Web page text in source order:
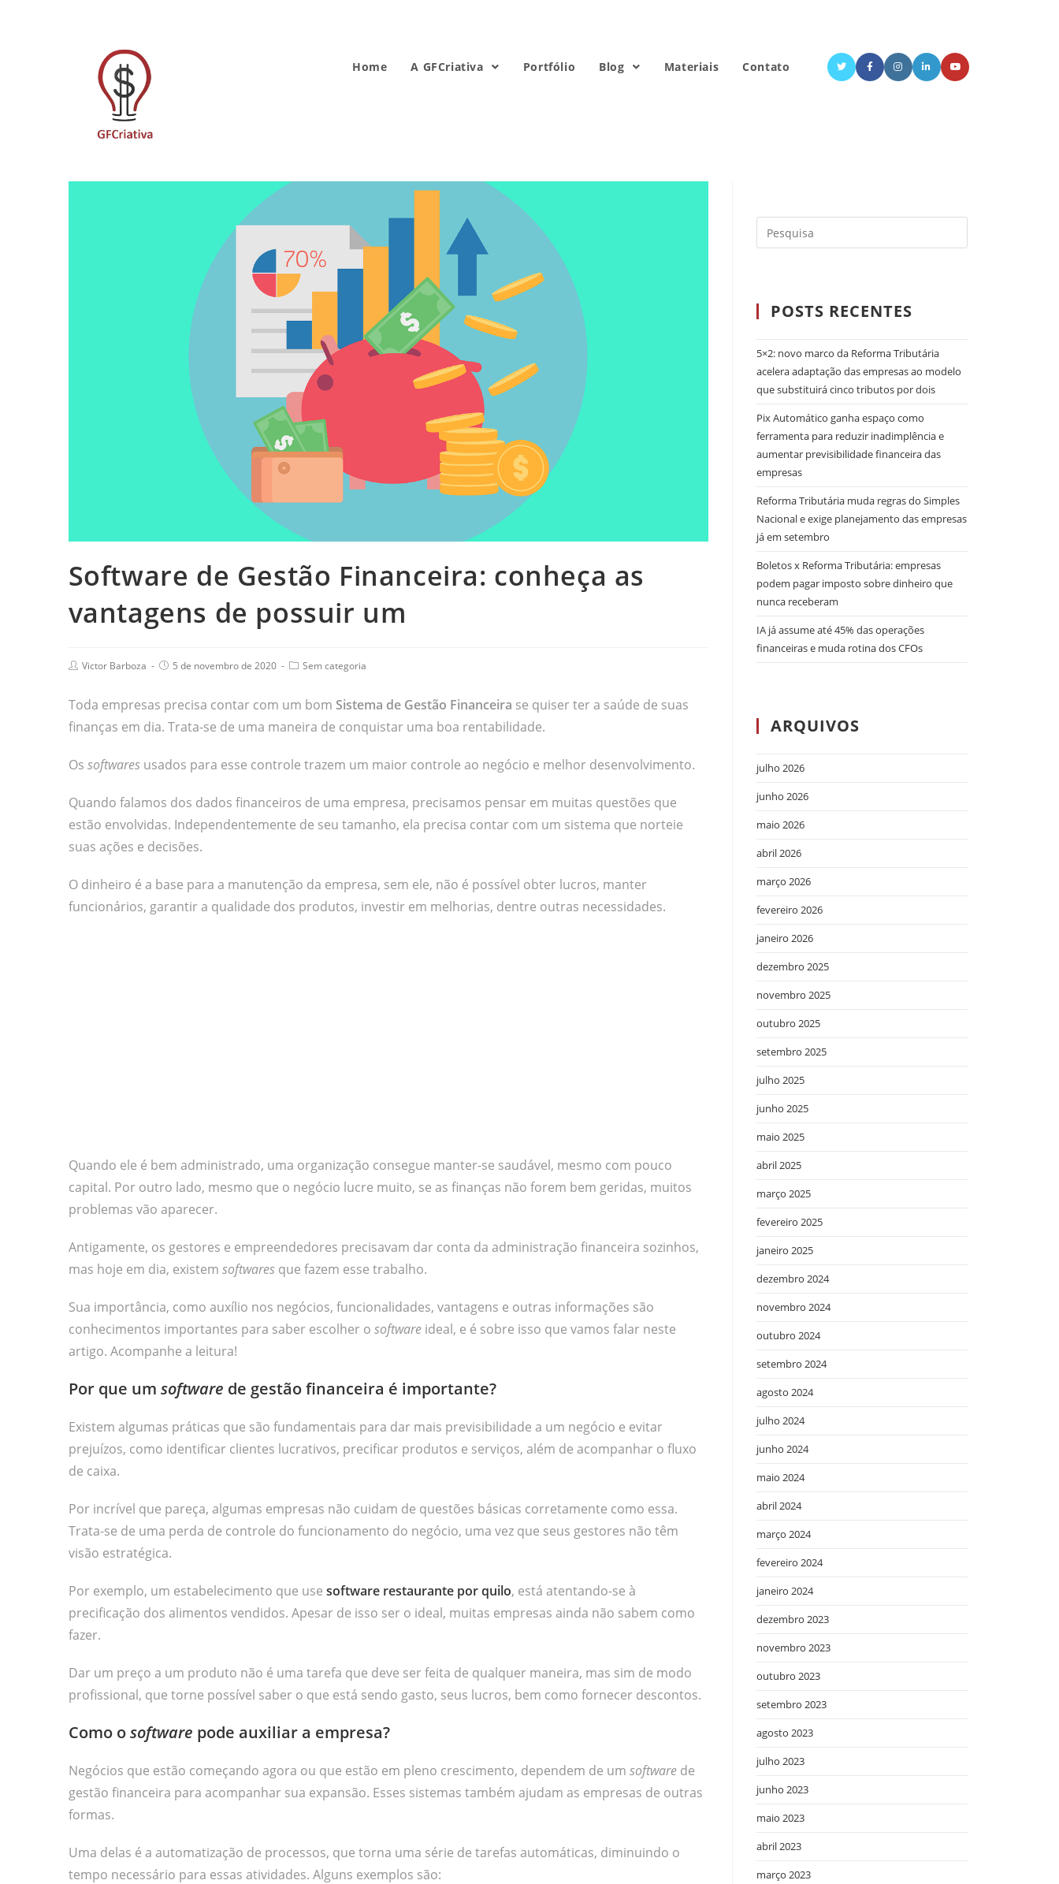
Home A GFCriativa Portfólio Blog Materiais Contato
Software de Gestão Financeira: conheça as
vantagens de possuir um
Victor Barboza 5 de novembro de 2020 Sem categoria
Toda empresas precisa contar com um bom Sistema de Gestão Financeira se quiser ter a saúde de suas
finanças em dia. Trata-se de uma maneira de conquistar uma boa rentabilidade.
Os softwaresusados para esse controle trazem um maior controle ao negócio e melhor desenvolvimento.
Quando falamos dos dados financeiros de uma empresa, precisamos pensar em muitas questões que
estão envolvidas. Independentemente de seu tamanho, ela precisa contar com um sistema que norteie
suas ações e decisões.
O dinheiro é a base para a manutenção da empresa, sem ele, não é possível obter lucros, manter
funcionários, garantir a qualidade dos produtos, investir em melhorias, dentre outras necessidades.
Quando ele é bem administrado, uma organização consegue manter-se saudável, mesmo com pouco
capital. Por outro lado, mesmo que o negócio lucre muito, se as finanças não forem bem geridas, muitos
problemas vão aparecer.
Antigamente, os gestores e empreendedores precisavam dar conta da administração financeira sozinhos,
mas hoje em dia, existem softwaresque fazem esse trabalho.
Sua importância, como auxílio nos negócios, funcionalidades, vantagens e outras informações são
conhecimentos importantes para saber escolher o softwareideal, e é sobre isso que vamos falar neste
artigo. Acompanhe a leitura!
Por que um software de gestão financeira é importante?
Existem algumas práticas que são fundamentais para dar mais previsibilidade a um negócio e evitar
prejuízos, como identificar clientes lucrativos, precificar produtos e serviços, além de acompanhar o fluxo
de caixa.
Por incrível que pareça, algumas empresas não cuidam de questões básicas corretamente como essa.
Trata-se de uma perda de controle do funcionamento do negócio, uma vez que seus gestores não têm
visão estratégica.
Por exemplo, um estabelecimento que use software restaurante por quilo, está atentando-se à
precificação dos alimentos vendidos. Apesar de isso ser o ideal, muitas empresas ainda não sabem como
fazer.
Dar um preço a um produto não é uma tarefa que deve ser feita de qualquer maneira, mas sim de modo
profissional, que torne possível saber o que está sendo gasto, seus lucros, bem como fornecer descontos.
Como osoftware pode auxiliar a empresa?
Negócios que estão começando agora ou que estão em pleno crescimento, dependem de um softwarede
gestão financeira para acompanhar sua expansão. Esses sistemas também ajudam as empresas de outras
formas.
Uma delas é a automatização de processos, que torna uma série de tarefas automáticas, diminuindo o
tempo necessário para essas atividades. Alguns exemplos são:
POSTS RECENTES
5×2: novo marco da Reforma Tributária
acelera adaptação das empresas ao modelo
que substituirá cinco tributos por dois
Pix Automático ganha espaço como
ferramenta para reduzir inadimplência e
aumentar previsibilidade financeira das
empresas
Reforma Tributária muda regras do Simples
Nacional e exige planejamento das empresas
já em setembro
Boletos x Reforma Tributária: empresas
podem pagar imposto sobre dinheiro que
nunca receberam
IA já assume até 45% das operações
financeiras e muda rotina dos CFOs
ARQUIVOS
julho 2026
junho 2026
maio 2026
abril 2026
março 2026
fevereiro 2026
janeiro 2026
dezembro 2025
novembro 2025
outubro 2025
setembro 2025
julho 2025
junho 2025
maio 2025
abril 2025
março 2025
fevereiro 2025
janeiro 2025
dezembro 2024
novembro 2024
outubro 2024
setembro 2024
agosto 2024
julho 2024
junho 2024
maio 2024
abril 2024
março 2024
fevereiro 2024
janeiro 2024
dezembro 2023
novembro 2023
outubro 2023
setembro 2023
agosto 2023
julho 2023
junho 2023
maio 2023
abril 2023
março 2023